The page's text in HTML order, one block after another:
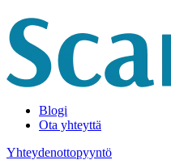
Blogi
Ota yhteyttä
Yhteydenottopyyntö